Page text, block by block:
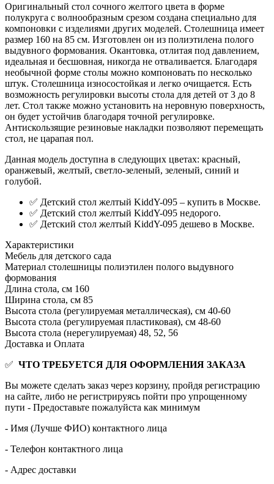
Оригинальный стол сочного желтого цвета в форме
полукруга с волнообразным срезом создана специально для
компоновки с изделиями других моделей. Столешница имеет
размер 160 на 85 см. Изготовлен он из полиэтилена полого
выдувного формования. Окантовка, отлитая под давлением,
идеальная и бесшовная, никогда не отваливается. Благодаря
необычной форме столы можно компоновать по несколько
штук. Столешница износостойкая и легко очищается. Есть
возможность регулировки высоты стола для детей от 3 до 8
лет. Стол также можно установить на неровную поверхность,
он будет устойчив благодаря точной регулировке.
Антискользящие резиновые накладки позволяют перемещать
стол, не царапая пол.
Данная модель доступна в следующих цветах: красный,
оранжевый, желтый, светло-зеленый, зеленый, синий и
голубой.
✅ Детский стол желтый KiddY-095 – купить в Москве.
✅ Детский стол желтый KiddY-095 недорого.
✅ Детский стол желтый KiddY-095 дешево в Москве.
Характеристики
Мебель для детского сада
Материал столешницы полиэтилен полого выдувного
формования
Длина стола, см 160
Ширина стола, см 85
Высота стола (регулируемая металлическая), см 40-60
Высота стола (регулируемая пластиковая), см 48-60
Высота стола (нерегулируемая) 48, 52, 56
Доставка и Оплата
✅ ЧТО ТРЕБУЕТСЯ ДЛЯ ОФОРМЛЕНИЯ ЗАКАЗА
Вы можете сделать заказ через корзину, пройдя регистрацию
на сайте, либо не регистрируясь пойти про упрощенному
пути - Предоставьте пожалуйста как минимум
- Имя (Лучше ФИО) контактного лица
- Телефон контактного лица
- Адрес доставки